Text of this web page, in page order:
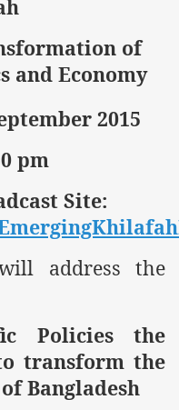
of
and Economy
2015
pm
Site:
address the
Policies the
transform the
Bangladesh